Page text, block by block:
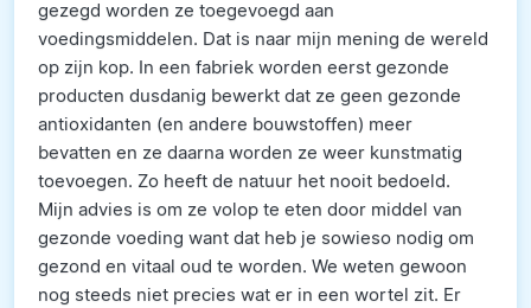
gezegd worden ze toegevoegd aan
voedingsmiddelen. Dat is naar mijn mening de wereld
op zijn kop. In een fabriek worden eerst gezonde
producten dusdanig bewerkt dat ze geen gezonde
antioxidanten (en andere bouwstoffen) meer
bevatten en ze daarna worden ze weer kunstmatig
toevoegen. Zo heeft de natuur het nooit bedoeld.
Mijn advies is om ze volop te eten door middel van
gezonde voeding want dat heb je sowieso nodig om
gezond en vitaal oud te worden. We weten gewoon
nog steeds niet precies wat er in een wortel zit. Er